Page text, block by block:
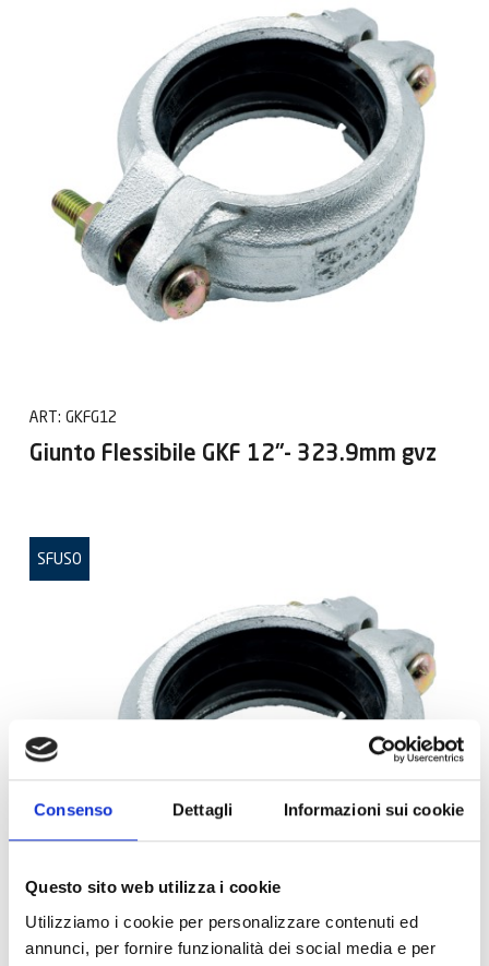
Consenso Dettagli Informazioni sui cookie
Questo sito web utilizza i cookie
Utilizziamo i cookie per personalizzare contenuti ed
annunci, per fornire funzionalità dei social media e per
ART: GKFG12
Giunto Flessibile GKF 12"- 323.9mm gvz
SFUSO